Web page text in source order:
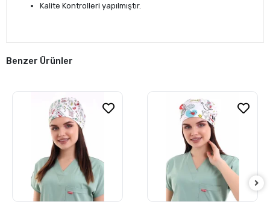
Kalite Kontrolleri yapılmıştır.
Benzer Ürünler